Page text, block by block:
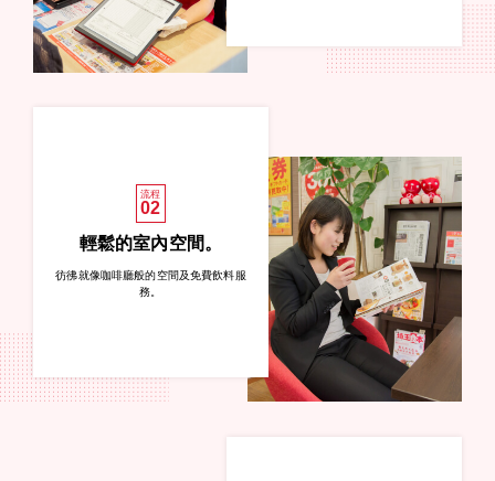
流程
02
輕鬆的室內空間。
彷彿就像咖啡廳般的空間及免費飲料服
務。